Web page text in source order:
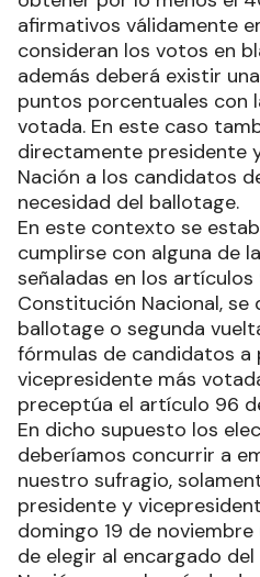
afirmativos válidamente
consideran los votos en
además deberá existir
puntos porcentuales con
votada. En este caso
directamente presidente
Nación a los candidatos
necesidad del ballotage.
En este contexto se
cumplirse con alguna de
señaladas en los
Constitución Nacional, se
ballotage o segunda
fórmulas de candidatos a
vicepresidente más
preceptúa el artículo 96
En dicho supuesto los
deberíamos concurrir a
nuestro sufragio,
presidente y
domingo 19 de
de elegir al encargado